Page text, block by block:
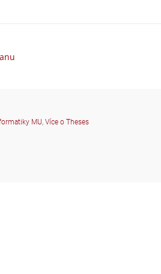
MU, Více o Theses